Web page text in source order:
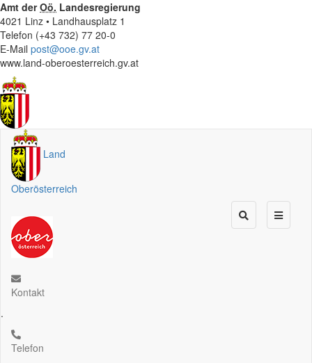
Amt derOö. Landesregierung
4021 Linz • Landhausplatz 1
Telefon (+43 732) 77 20-0
E-Mail post@ooe.gv.at
www.land-oberoesterreich.gv.at
Land
Oberösterreich
Kontakt
.
Telefon